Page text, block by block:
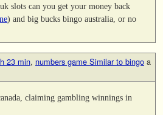
slots can you get your money back
) and big bucks bingo australia, or no
23 min, numbers game Similar to bingo a
claiming gambling winnings in